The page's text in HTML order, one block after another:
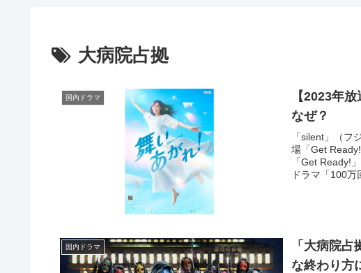
大病院占拠
国内ドラマ
【2023年
なぜ？
「silent」（フ
場「Get
「Get Ready!
ドラマ「100万
国内ドラマ
「大病院
な終わり方